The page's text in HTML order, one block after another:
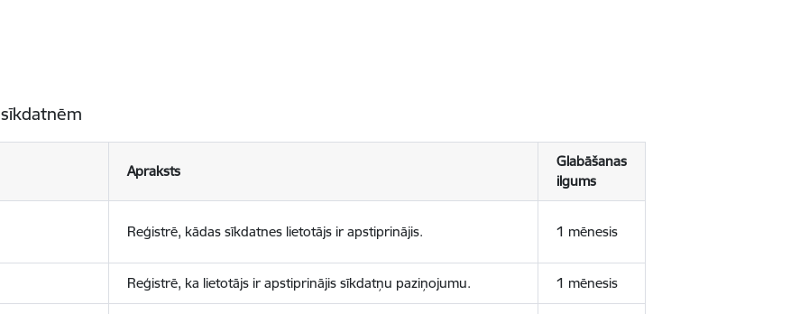
Apraksts
Glabāšanas
ilgums
Reģistrē, kādas sīkdatnes lietotājs ir apstiprinājis. 1 mēnesis
Reģistrē, ka lietotājs ir apstiprinājis sīkdatņu paziņojumu. 1 mēnesis